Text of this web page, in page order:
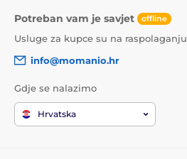
Potreban vam je savjet offline
Usluge za kupce su na raspolaganju
info@momanio.hr
Gdje se nalazimo
Hrvatska